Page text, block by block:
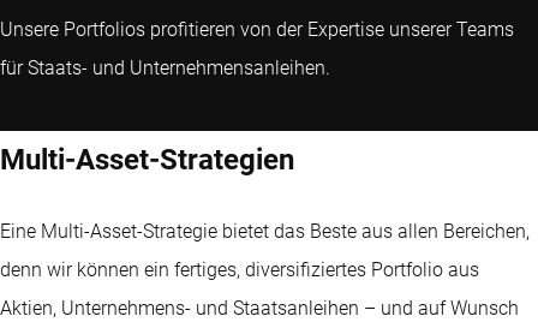
Unsere Portfolios profitieren von der Expertise unserer Teams
für Staats- und Unternehmensanleihen.
Multi-Asset-Strategien
Eine Multi-Asset-Strategie bietet das Beste aus allen Bereichen,
denn wir können ein fertiges, diversifiziertes Portfolio aus
Aktien, Unternehmens- und Staatsanleihen – und auf Wunsch